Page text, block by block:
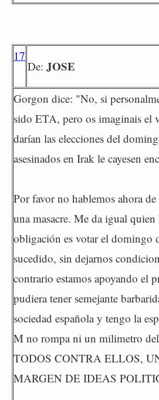
17
De: JOSE
Gorgon dice: "No, si
sido ETA, pero os imaginais el
darían las elecciones del
asesinados en Irak le cayesen
Por favor no hablemos ahora
una masacre. Me da igual quien
obligación es votar el domingo
sucedido, sin dejarnos
contrario estamos apoyando el
pudiera tener semejante
sociedad española y tengo la
M no rompa ni un milimetro
TODOS CONTRA ELLOS,
MARGEN DE IDEAS